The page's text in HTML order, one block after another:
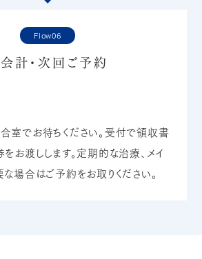
Flow06
計・次回ご予約
室でお待ちください。受付で領収書
お渡しします。定期的な治療、メイ
場合はご予約をお取りください。